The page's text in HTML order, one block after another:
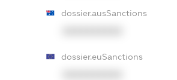
dossier.ausSanctions
dossier.euSanctions